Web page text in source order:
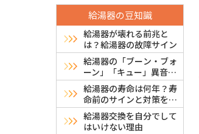
給湯器の豆知識
給湯器が壊れる前兆と
は？給湯器の故障サイン
給湯器の「ブーン・ブォ
ーン」「キュー」異音は
故障？危険？原因と対処
法
給湯器の寿命は何年？寿
命前のサインと対策を解
説
給湯器交換を自分でして
はいけない理由